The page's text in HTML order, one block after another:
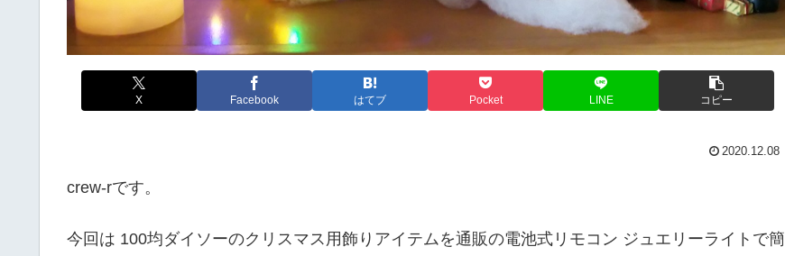
X Facebook はてブ Pocket LINE コピー
2020.12.08
crew-rです。
今回は 100均ダイソーのクリスマス用飾りアイテムを通販の電池式リモコン ジュエリーライトで簡